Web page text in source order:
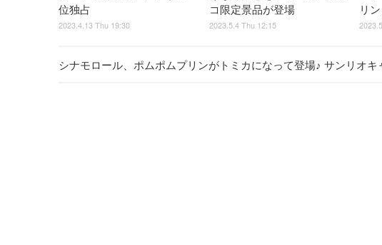
位独占
2023.4.13 Thu 19:30
コ限定景品が登場
2023.5.4 Thu 12:15
リ
シナモロール、ポムポムプリンがトミカになって登場♪ サンリオ